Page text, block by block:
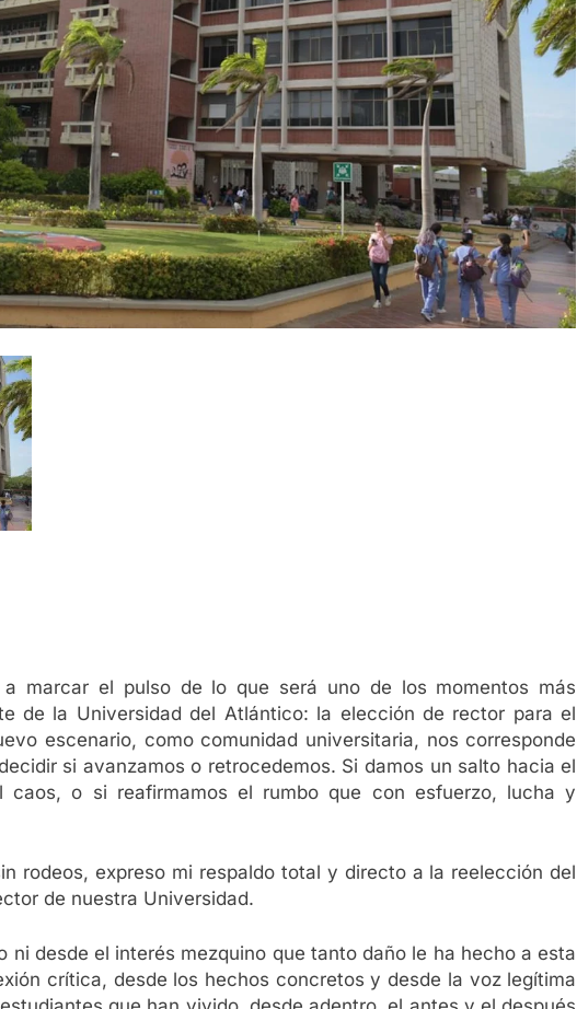
Un aliado incansable en la salud y la amistad
marcar el pulso de lo que será uno de los momentos más
de la Universidad del Atlántico: la elección de rector para el
escenario, como comunidad universitaria, nos corresponde
si avanzamos o retrocedemos. Si damos un salto hacia el
caos, o si reafirmamos el rumbo que con esfuerzo, lucha y
rodeos, expreso mi respaldo total y directo a la reelección del
de nuestra Universidad.
ni desde el interés mezquino que tanto daño le ha hecho a esta
crítica, desde los hechos concretos y desde la voz legítima